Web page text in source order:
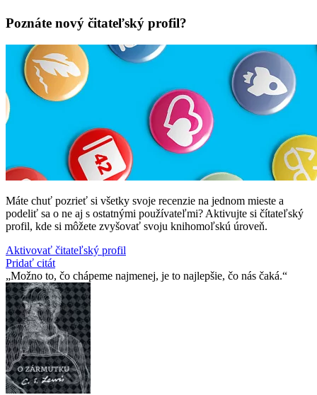
Poznáte nový čitateľský profil?
Máte chuť pozrieť si všetky svoje recenzie na jednom mieste a
podeliť sa o ne aj s ostatnými používateľmi? Aktivujte si čítateľský
profil, kde si môžete zvyšovať svoju knihomoľskú úroveň.
Aktivovať čitateľský profil
Pridať citát
Možno to, čo chápeme najmenej, je to najlepšie, čo nás čaká.